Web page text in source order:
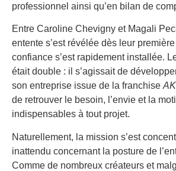
professionnel ainsi qu’en bilan de
Entre Caroline Chevigny et Magali
entente s’est révélée dès leur
confiance s’est rapidement installée.
était double : il s’agissait de
son entreprise issue de la franchise
de retrouver le besoin, l’envie et la
indispensables à tout projet.
Naturellement, la mission s’est
inattendu concernant la posture de
Comme de nombreux créateurs et